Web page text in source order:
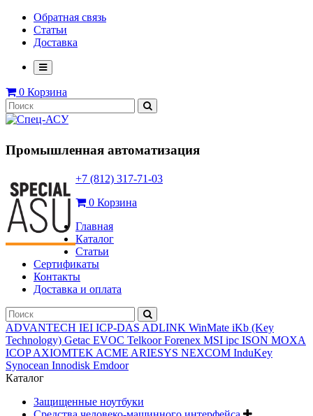
Обратная связь
Статьи
Доставка
0 Корзина
Промышленная автоматизация
+7 (812) 317-71-03
0 Корзина
Главная
Каталог
Статьи
Сертификаты
Контакты
Доставка и оплата
ADVANTECH IEI ICP-DAS ADLINK WinMate iKb (Key
Technology) Getac EVOC TelkoorForenex MSI ipc ISON MOXA
ICOPAXIOMTEK ACME ARIESYS NEXCOM InduKey
Synocean Innodisk Emdoor
Каталог
Защищенные ноутбуки